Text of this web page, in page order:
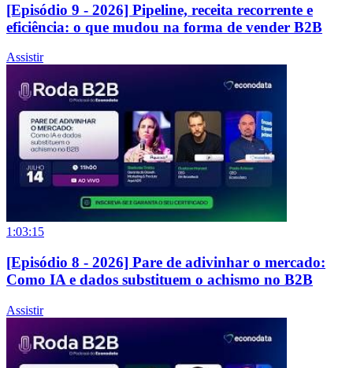
[Episódio 9 - 2026] Pipeline, receita recorrente e
eficiência: o que mudou na forma de vender B2B
Assistir
1:03:15
[Episódio 8 - 2026] Pare de adivinhar o mercado:
Como IA e dados substituem o achismo no B2B
Assistir